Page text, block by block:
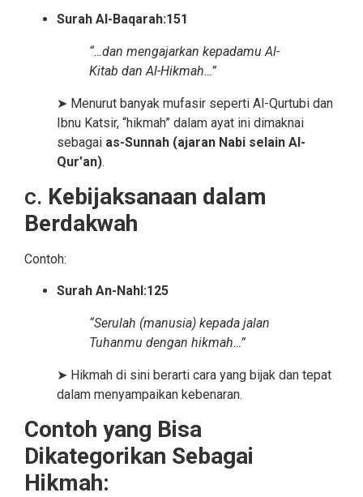
Surah Al-Baqarah:151
“…dan mengajarkan kepadamu Al-
Kitab dan Al-Hikmah…”
➤ Menurut banyak mufasir seperti Al-Qurtubi dan
Ibnu Katsir, “hikmah” dalam ayat ini dimaknai
sebagai as-Sunnah (ajaran Nabi selain Al-
Qur’an).
c. Kebijaksanaan dalam
Berdakwah
Contoh:
Surah An-Nahl:125
“Serulah (manusia) kepada jalan
Tuhanmu dengan hikmah…”
➤ Hikmah di sini berarti cara yang bijak dan tepat
dalam menyampaikan kebenaran.
Contoh yang Bisa
Dikategorikan Sebagai
Hikmah: